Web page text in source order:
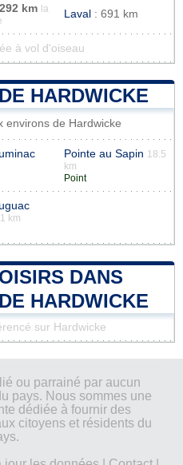
km
la
Laval : 691 km
à vol d'oiseau
HARDWICKE
environs de Hardwicke
Pointe au Sapin 18.5
km
Point
km
DANS
HARDWICKE
sur Hardwicke
ou parrainé par aucun
pays. Nous sommes une
dédiée à fournir des
citoyens et résidents du